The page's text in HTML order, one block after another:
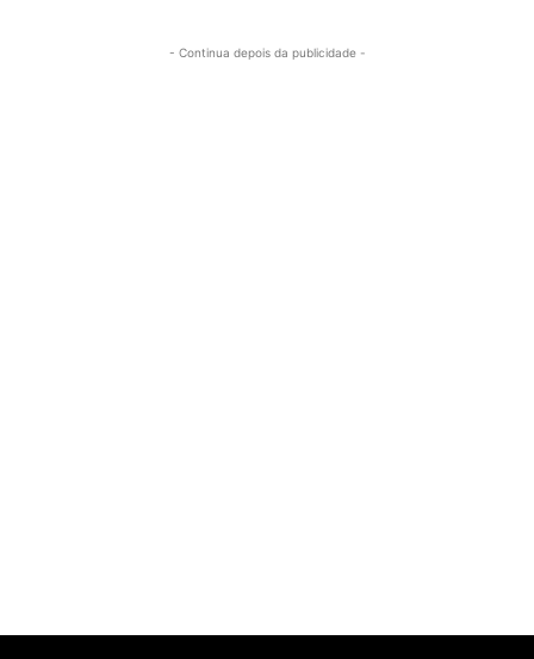
- Continua depois da publicidade -